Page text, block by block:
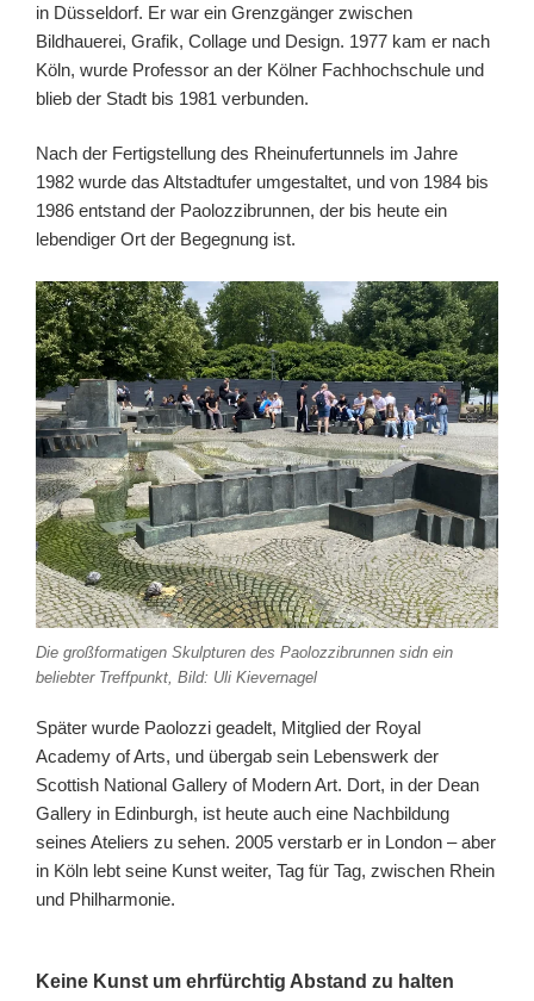
in Düsseldorf. Er war ein Grenzgänger zwischen
Bildhauerei, Grafik, Collage und Design. 1977 kam er nach
Köln, wurde Professor an der Kölner Fachhochschule und
blieb der Stadt bis 1981 verbunden.
Nach der Fertigstellung des Rheinufertunnels im Jahre
1982 wurde das Altstadtufer umgestaltet, und von 1984 bis
1986 entstand der Paolozzibrunnen, der bis heute ein
lebendiger Ort der Begegnung ist.
Die großformatigen Skulpturen des Paolozzibrunnen sidn ein
beliebter Treffpunkt, Bild: Uli Kievernagel
Später wurde Paolozzi geadelt, Mitglied der Royal
Academy of Arts, und übergab sein Lebenswerk der
Scottish National Gallery of Modern Art. Dort, in der Dean
Gallery in Edinburgh, ist heute auch eine Nachbildung
seines Ateliers zu sehen. 2005 verstarb er in London – aber
in Köln lebt seine Kunst weiter, Tag für Tag, zwischen Rhein
und Philharmonie.
Keine Kunst um ehrfürchtig Abstand zu halten